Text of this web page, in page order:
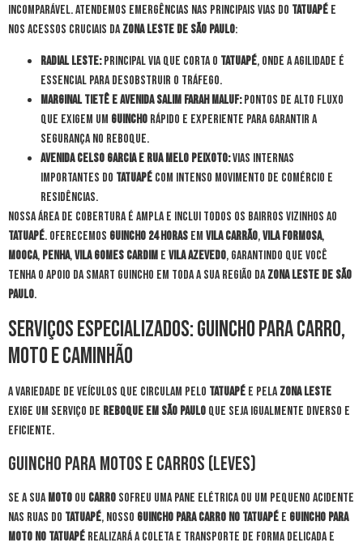
incomparável. Atendemos emergências nas principais vias do Tatuapé e
nos acessos cruciais daZona Leste de São Paulo:
Radial Leste:Principal via que corta o Tatuapé, onde a agilidade é
essencial para desobstruir o tráfego.
Marginal Tietê e Avenida Salim Farah Maluf:Pontos de alto fluxo
que exigem um guincho rápido e experiente para garantir a
segurança no reboque.
Avenida Celso Garcia e Rua Melo Peixoto:Vias internas
importantes do Tatuapé com intenso movimento de comércio e
residências.
Nossa área de cobertura é ampla e inclui todos os bairros vizinhos ao
Tatuapé. Oferecemos guincho 24 horas em Vila Carrão,Vila Formosa,
Mooca, Penha,Vila Gomes Cardim e Vila Azevedo, garantindo que você
tenha o apoio da Smart Guincho em toda a sua região daZona Leste de São
Paulo.
Serviços Especializados: Guincho para Carro,
Moto e Caminhão
A variedade de veículos que circulam pelo Tatuapé e pelaZona Leste
exige um serviço de reboque em São Paulo que seja igualmente diverso e
eficiente.
Guincho para Motos e Carros (Leves)
Se a suamoto ou carro sofreu uma pane elétrica ou um pequeno acidente
nas ruas do Tatuapé, nosso guincho para carro no Tatuapé e guincho para
moto no Tatuapé realizará a coleta e transporte de forma delicada e